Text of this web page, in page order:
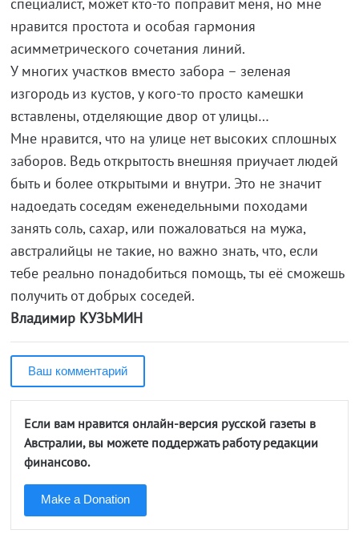
нравится простота и особая гармония
асимметрического сочетания линий.
У многих участков вместо забора – зеленая
изгородь из кустов, у кого-то просто камешки
вставлены, отделяющие двор от улицы…
Мне нравится, что на улице нет высоких сплошных
заборов. Ведь открытость внешняя приучает людей
быть и более открытыми и внутри. Это не значит
надоедать соседям еженедельными походами
занять соль, сахар, или пожаловаться на мужа,
австралийцы не такие, но важно знать, что, если
тебе реально понадобиться помощь, ты её сможешь
получить от добрых соседей.
Владимир КУЗЬМИН
Ваш комментарий
Если вам нравится онлайн-версия русской газеты в
Австралии, вы можете поддержать работу редакции
финансово.
Make a Donation